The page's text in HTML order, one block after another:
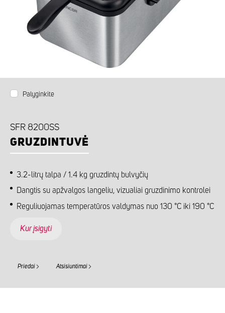
Palyginkite
SFR 8200SS
GRUZDINTUVĖ
3.2-litrų talpa / 1.4 kg gruzdintų bulvyčių
Dangtis su apžvalgos langeliu, vizualiai gruzdinimo kontrolei
Reguliuojamas temperatūros valdymas nuo 130 °C iki 190 °C
Kur įsigyti
Priedai Atsisiuntimai